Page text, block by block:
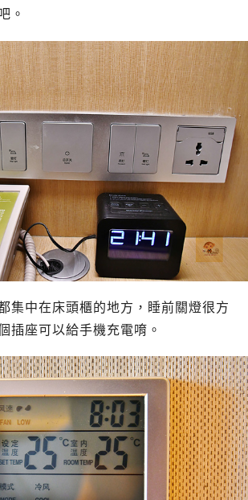
。
集中在床頭櫃的地方，睡前關燈很方
插座可以給手機充電唷。